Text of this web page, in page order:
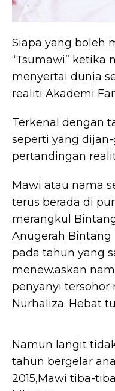
Siapa yang boleh
“Tsumawi” ketika
menyertai dunia
realiti Akademi
Terkenal dengan
seperti yang
pertandingan
Mawi atau nama
terus berada di
merangkul
Anugerah Bintang
pada tahun yang
menew.askan
penyanyi tersohor
Nurhaliza. Hebat
Namun langit
tahun bergelar
2015,Mawi tiba-